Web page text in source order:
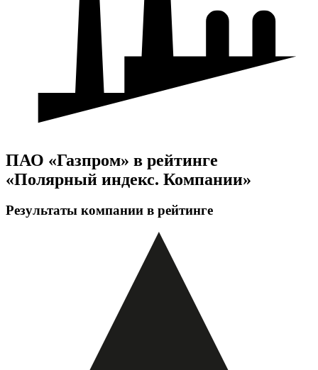
ПАО «Газпром» в рейтинге
«Полярный индекс. Компании»
Результаты компании в рейтинге